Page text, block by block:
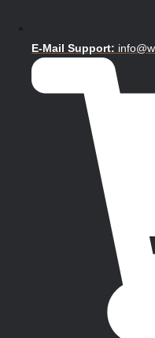
E-Mail Support: